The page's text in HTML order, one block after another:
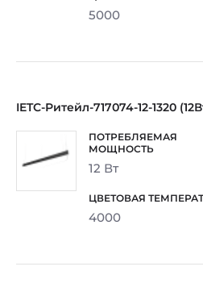
5000
IETC-Ритейл-717074-12-1320
12 Вт
4000